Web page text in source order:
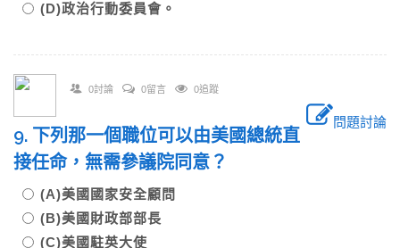
(D)政治行動委員會。
0討論 0留言 0追蹤
問題討論
9. 下列那一個職位可以由美國總統直
接任命，無需參議院同意？
(A)美國國家安全顧問
(B)美國財政部部長
(C)美國駐英大使